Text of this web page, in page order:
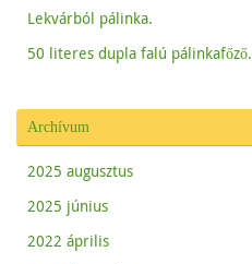
Lekvárból pálinka.
50 literes dupla falú pálinkafőző.
Archívum
2025 augusztus
2025 június
2022 április